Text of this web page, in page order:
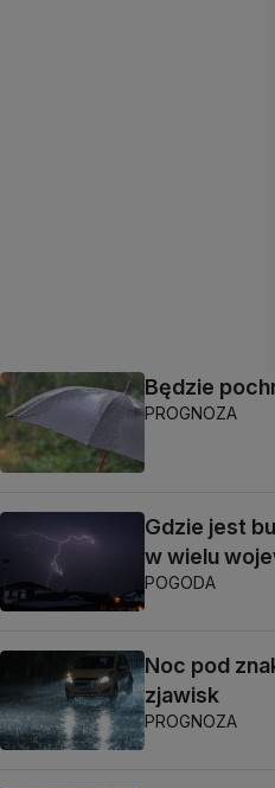
Będzie
PROGNOZA
Gdzie jest
w wielu
POGODA
Noc pod
zjawisk
PROGNOZA